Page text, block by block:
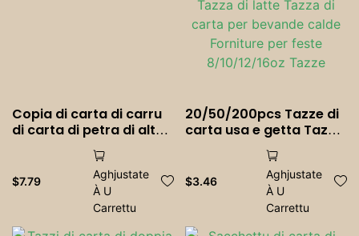
Copia di carta di carru
di carta di petra di alta
$7.79
Aghjustate
À U
Carrettu
20/50/200pcs Tazze di
carta usa e getta Tazze
di carta Kraft Tazza di
caffè Tazza di latte
Tazza di carta per
bevande calde Forniture
per feste 8/10/12/16oz
Tazze
$3.46
Aghjustate
À U
Carrettu